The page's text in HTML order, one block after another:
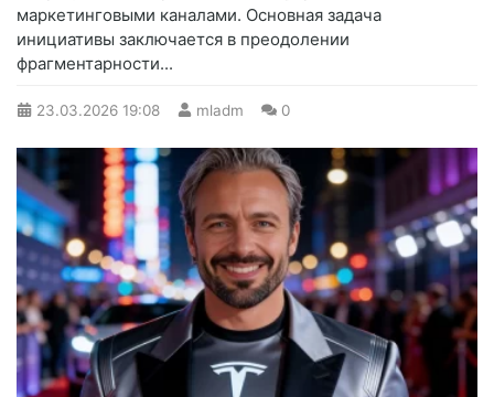
маркетинговыми каналами. Основная задача
инициативы заключается в преодолении
фрагментарности...
23.03.2026 19:08 mladm 0